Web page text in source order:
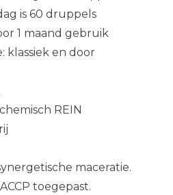
is 60 druppels
1 maand gebruik
klassiek en door
REIN
maceratie.
toegepast.